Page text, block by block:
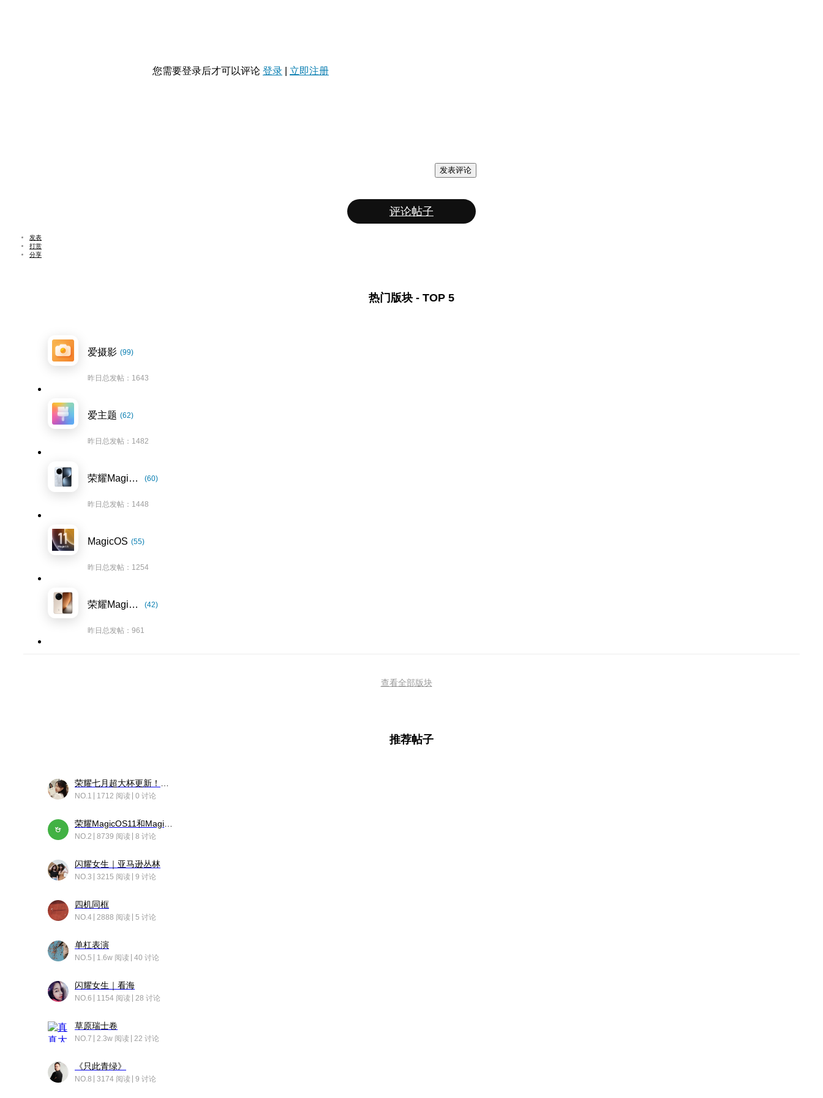
您需要登录后才可以评论 登录 立即注册
发表评论
评论帖子
发表
打赏
分享
热门版块 - TOP 5
爱摄影 (99)
昨日总发帖：1643
爱主题 (62)
昨日总发帖：1482
荣耀Magic7系列 (60)
昨日总发帖：1448
MagicOS (55)
昨日总发帖：1254
荣耀Magic8系列 (42)
昨日总发帖：961
查看全部版块
推荐帖子
NO.1 1712 阅读 0 讨论
NO.2 8739 阅读 8 讨论
闪耀女生｜亚马逊丛林
NO.3 3215 阅读 9 讨论
四机同框
NO.4 2888 阅读 5 讨论
单杠表演
NO.5 1.6w 阅读 40 讨论
闪耀女生｜看海
NO.6 1154 阅读 28 讨论
草原瑞士卷
NO.7 2.3w 阅读 22 讨论
《只此青绿》
NO.8 3174 阅读 9 讨论